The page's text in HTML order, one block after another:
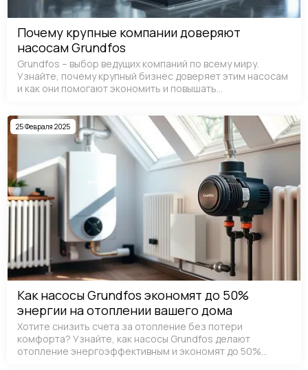
Почему крупные компании доверяют
насосам Grundfos
Grundfos – выбор ведущих компаний по всему миру.
Узнайте, почему крупный бизнес доверяет этим насосам
и как они помогают экономить и повышать
25 Февраля 2025
Как насосы Grundfos экономят до 50%
энергии на отоплении вашего дома
Хотите снизить счета за отопление без потери
комфорта? Узнайте, как насосы Grundfos делают
отопление энергоэффективным и экономят до 50%